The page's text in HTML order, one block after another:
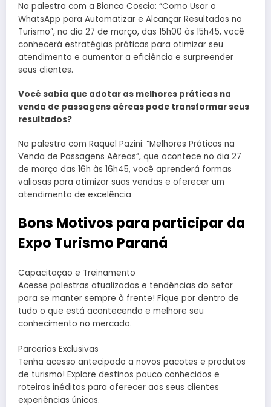
Na palestra com a Bianca Coscia: “Como Usar o
WhatsApp para Automatizar e Alcançar Resultados no
Turismo”, no dia 27 de março, das 15h00 às 15h45, você
conhecerá estratégias práticas para otimizar seu
atendimento e aumentar a eficiência e surpreender
seus clientes.
Você sabia que adotar as melhores práticas na
venda de passagens aéreas pode transformar seus
resultados?
Na palestra com Raquel Pazini: “Melhores Práticas na
Venda de Passagens Aéreas”, que acontece no dia 27
de março das 16h às 16h45, você aprenderá formas
valiosas para otimizar suas vendas e oferecer um
atendimento de excelência
Bons Motivos para participar da
Expo Turismo Paraná
Capacitação e Treinamento
Acesse palestras atualizadas e tendências do setor
para se manter sempre à frente! Fique por dentro de
tudo o que está acontecendo e melhore seu
conhecimento no mercado.
Parcerias Exclusivas
Tenha acesso antecipado a novos pacotes e produtos
de turismo! Explore destinos pouco conhecidos e
roteiros inéditos para oferecer aos seus clientes
experiências únicas.